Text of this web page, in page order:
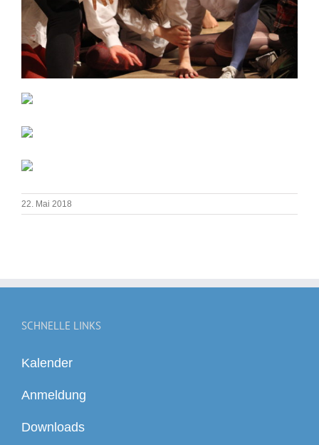
22. Mai 2018
SCHNELLE LINKS
Kalender
Anmeldung
Downloads